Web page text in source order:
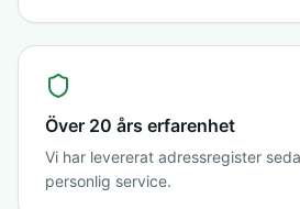
Över 20 års erfarenhet
Vi har levererat adressregister
personlig service.